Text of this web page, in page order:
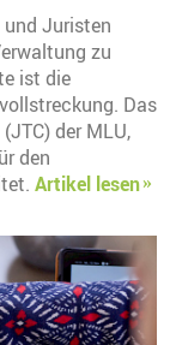
und Juristen
zu
ist die
Das
der MLU,
den
Artikel lesen